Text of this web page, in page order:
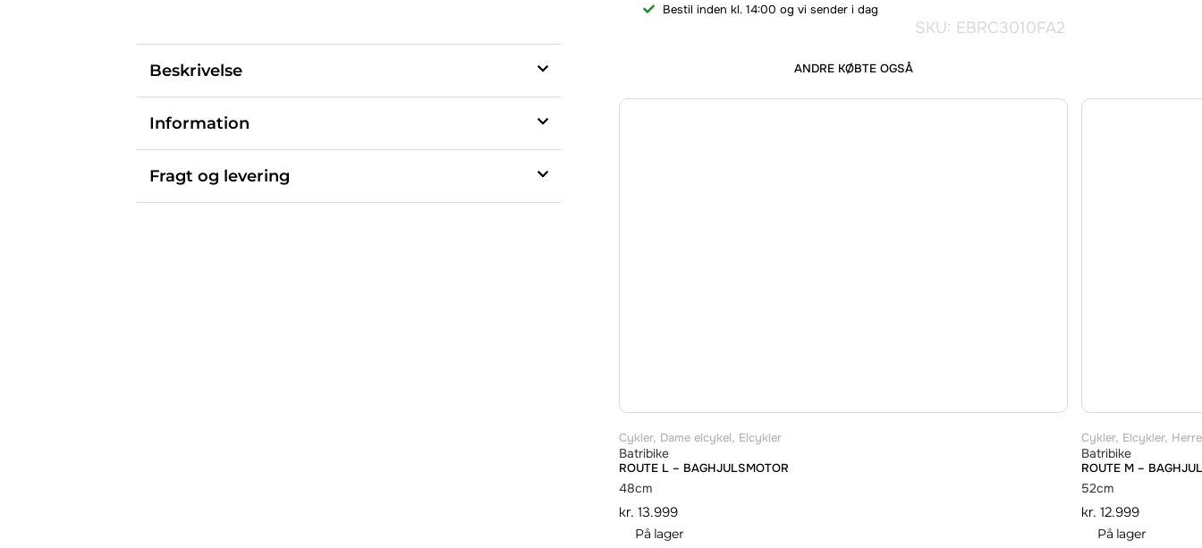
Bestil inden kl. 14:00 og vi sender i dag
SKU: EBRC3010FA2
Beskrivelse
Information
Fragt og levering
ANDRE KØBTE OGSÅ
Cykler, Dame elcykel, Elcykler
Batribike
ROUTE L – BAGHJULSMOTOR
48cm
kr. 13.999
På lager
Cykler, Elcykler,
Batribike
ROUTE M –
52cm
kr. 12.999
På lager